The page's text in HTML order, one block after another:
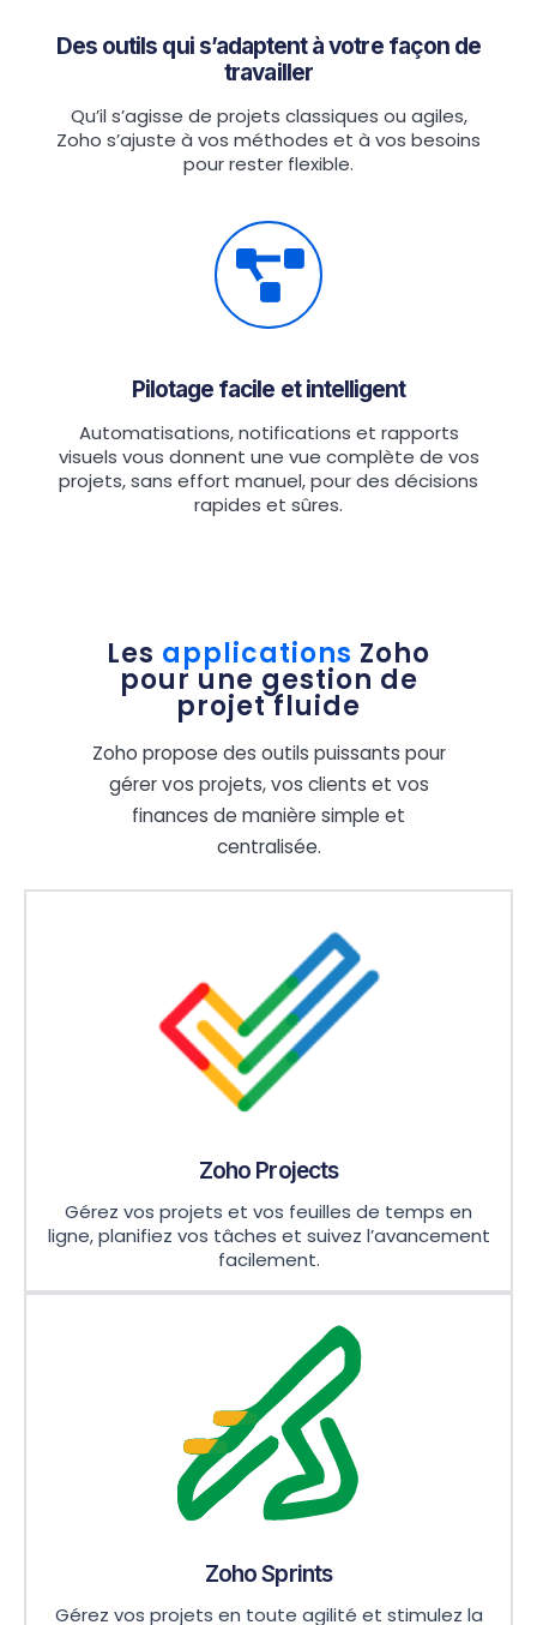
Des outils qui s’adaptent à votre façon de
travailler
Qu’il s’agisse de projets classiques ou agiles,
Zoho s’ajuste à vos méthodes et à vos besoins
pour rester flexible.
Pilotage facile et intelligent
Automatisations, notifications et rapports
visuels vous donnent une vue complète de vos
projets, sans effort manuel, pour des décisions
rapides et sûres.
Les applications Zoho
pour une gestion de
projet fluide
Zoho propose des outils puissants pour
gérer vos projets, vos clients et vos
finances de manière simple et
centralisée.
Zoho Projects
Gérez vos projets et vos feuilles de temps en
ligne, planifiez vos tâches et suivez l’avancement
facilement.
Zoho Sprints
Gérez vos projets en toute agilité et stimulez la